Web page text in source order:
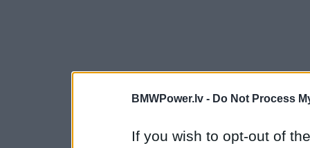
BMWPower.lv - Do Not Process
If you wish to opt-out of